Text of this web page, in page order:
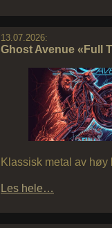
13.07.2026:
Ghost Avenue «Full
Klassisk metal av høy
Les hele…